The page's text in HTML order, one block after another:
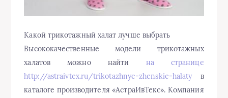
Какой трикотажный халат лучше выбрать
Высококачественные модели трикотажных
халатов можно найти на странице
http://astraivtex.ru/trikotazhnye-zhenskie-halatyв
каталоге производителя «АстраИвТекс». Компания